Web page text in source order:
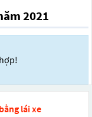
2021
lái xe